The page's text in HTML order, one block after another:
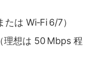
たは Wi‑Fi 6/7）
理想は 50 Mbps 程